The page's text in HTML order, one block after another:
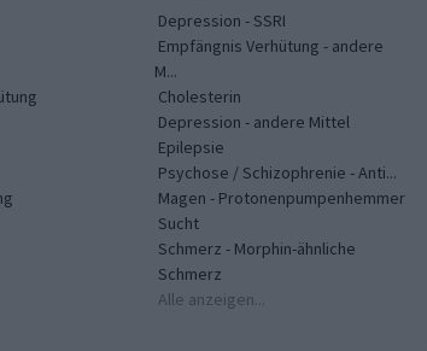
Depression - SSRI
Empfängnis Verhütung - andere
M...
Cholesterin
Depression - andere Mittel
Epilepsie
Psychose / Schizophrenie - Anti...
Magen - Protonenpumpenhemmer
Sucht
Schmerz - Morphin-ähnliche
Schmerz
Alle anzeigen...